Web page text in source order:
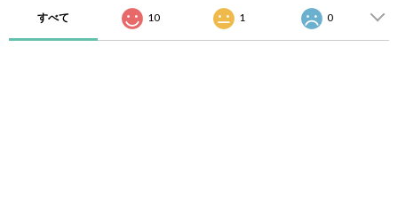
すべて 10 1 0